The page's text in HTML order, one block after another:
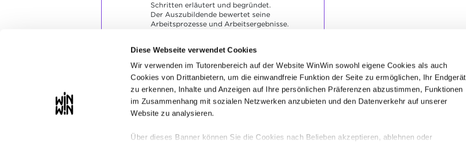
Diese Webseite verwendet Cookies
Wir verwenden im Tutorenbereich auf der Website WinWin sowohl eigene Cookies als auch
Cookies von Drittanbietern, um die einwandfreie Funktion der Seite zu ermöglichen, Ihr Endgerät
zu erkennen, Inhalte und Anzeigen auf Ihre persönlichen Präferenzen abzustimmen, Funktionen
im Zusammenhang mit sozialen Netzwerken anzubieten und den Datenverkehr auf unserer
Website zu analysieren.
Über dieses Banner können Sie die Cookies nach Belieben akzeptieren, ablehnen oder
Schritten erläutert und begründet.
Der Auszubildende bewertet seine
Arbeitsprozesse und Arbeitsergebnisse.
inhaltlich schlüssig und sachgerecht
dargestellt und begründet.
Die Bewertung ist klar, verständlich und
angemessen.